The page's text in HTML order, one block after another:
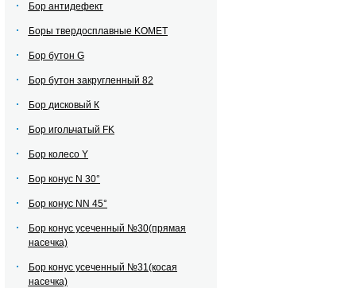
Бор антидефект
Боры твердосплавные KOMET
Бор бутон G
Бор бутон закругленный 82
Бор дисковый К
Бор игольчатый FK
Бор колесо Y
Бор конус N 30°
Бор конус NN 45°
Бор конус усеченный №30(прямая
насечка)
Бор конус усеченный №31(косая
насечка)